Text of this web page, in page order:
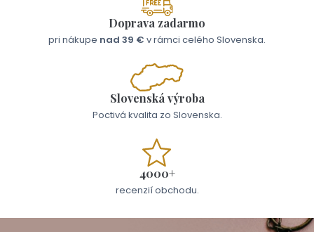
Doprava zadarmo
pri nákupe nad 39 € v rámci celého Slovenska.
Slovenská výroba
Poctivá kvalita zo Slovenska.
4000+
recenzií obchodu.